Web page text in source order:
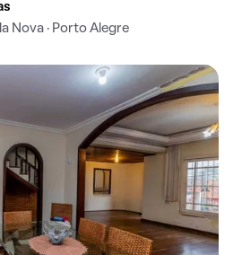
Nova · Porto Alegre